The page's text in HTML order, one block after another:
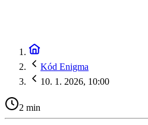
Kód Enigma
10. 1. 2026, 10:00
2 min